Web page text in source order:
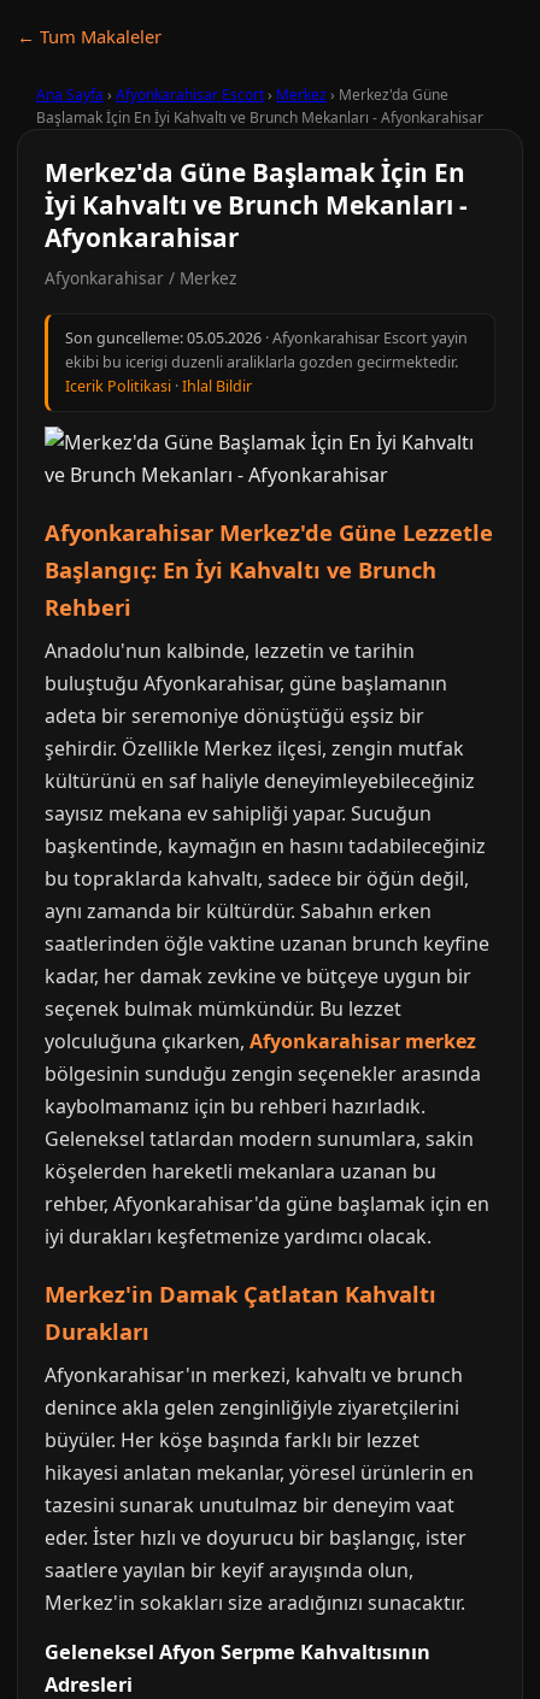
← Tum Makaleler
Ana Sayfa › Afyonkarahisar Escort› Merkez› Merkez'da Güne
Başlamak İçin En İyi Kahvaltı ve Brunch Mekanları - Afyonkarahisar
Merkez'da Güne Başlamak İçin En
İyi Kahvaltı ve Brunch Mekanları -
Afyonkarahisar
Afyonkarahisar / Merkez
Son guncelleme:05.05.2026 · Afyonkarahisar Escort yayin
ekibi bu icerigi duzenli araliklarla gozden gecirmektedir.
Icerik Politikasi ·Ihlal Bildir
Afyonkarahisar Merkez'de Güne Lezzetle
Başlangıç: En İyi Kahvaltı ve Brunch
Rehberi
Anadolu'nun kalbinde, lezzetin ve tarihin
buluştuğu Afyonkarahisar, güne başlamanın
adeta bir seremoniye dönüştüğü eşsiz bir
şehirdir. Özellikle Merkez ilçesi, zengin mutfak
kültürünü en saf haliyle deneyimleyebileceğiniz
sayısız mekana ev sahipliği yapar. Sucuğun
başkentinde, kaymağın en hasını tadabileceğiniz
bu topraklarda kahvaltı, sadece bir öğün değil,
aynı zamanda bir kültürdür. Sabahın erken
saatlerinden öğle vaktine uzanan brunch keyfine
kadar, her damak zevkine ve bütçeye uygun bir
seçenek bulmak mümkündür. Bu lezzet
yolculuğuna çıkarken, Afyonkarahisar merkez
bölgesinin sunduğu zengin seçenekler arasında
kaybolmamanız için bu rehberi hazırladık.
Geleneksel tatlardan modern sunumlara, sakin
köşelerden hareketli mekanlara uzanan bu
rehber, Afyonkarahisar'da güne başlamak için en
iyi durakları keşfetmenize yardımcı olacak.
Merkez'in Damak Çatlatan Kahvaltı
Durakları
Afyonkarahisar'ın merkezi, kahvaltı ve brunch
denince akla gelen zenginliğiyle ziyaretçilerini
büyüler. Her köşe başında farklı bir lezzet
hikayesi anlatan mekanlar, yöresel ürünlerin en
tazesini sunarak unutulmaz bir deneyim vaat
eder. İster hızlı ve doyurucu bir başlangıç, ister
saatlere yayılan bir keyif arayışında olun,
Merkez'in sokakları size aradığınızı sunacaktır.
Geleneksel Afyon Serpme Kahvaltısının
Adresleri